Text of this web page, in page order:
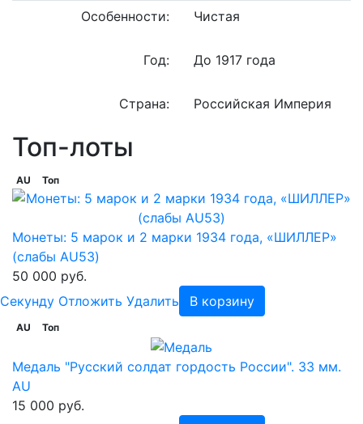
Особенности:
Чистая
Год: До 1917 года
Страна: Российская Империя
Топ-лоты
AU Топ
Монеты: 5 марок и 2 марки 1934 года, «ШИЛЛЕР»
(слабы AU53)
50 000 руб.
Cекунду Отложить Удалить В корзину
AU Топ
Медаль "Русский солдат гордость России". 33 мм.
AU
15 000 руб.